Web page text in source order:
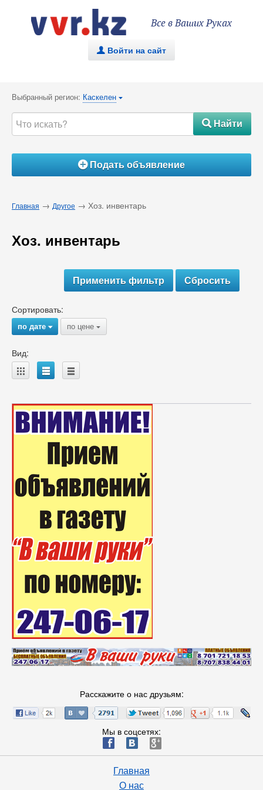
Все в Ваших Руках
. Войти на сайт
Выбранный регион: Каскелен {
#Найти
ÁПодать объявление
Главная → Другое → Хоз. инвентарь
Хоз. инвентарь
Сортировать:
по дате{ по цене {
Вид:
A B C
Расскажите о нас друзьям:
Мы в соцсетях:
ä æ è
Главная
О нас